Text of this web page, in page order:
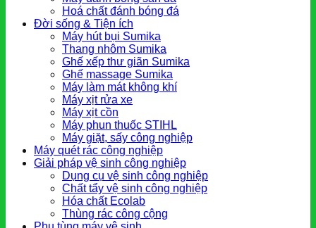
Hoá chất đánh bóng đá
Đời sống & Tiện ích
Máy hút bụi Sumika
Thang nhôm Sumika
Ghế xếp thư giãn Sumika
Ghế massage Sumika
Máy làm mát không khí
Máy xịt rửa xe
Máy xịt cồn
Máy phun thuốc STIHL
Máy giặt, sấy công nghiệp
Máy quét rác công nghiệp
Giải pháp vệ sinh công nghiệp
Dụng cụ vệ sinh công nghiệp
Chất tẩy vệ sinh công nghiệp
Hóa chất Ecolab
Thùng rác công cộng